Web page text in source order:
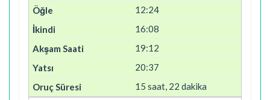
12:24
16:08
19:12
20:37
15 saat, 22 dakika